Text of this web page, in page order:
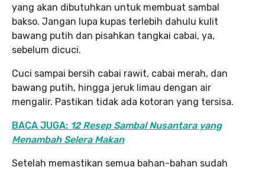
yang akan dibutuhkan untuk membuat sambal
bakso. Jangan lupa kupas terlebih dahulu kulit
bawang putih dan pisahkan tangkai cabai, ya,
sebelum dicuci.
Cuci sampai bersih cabai rawit, cabai merah, dan
bawang putih, hingga jeruk limau dengan air
mengalir. Pastikan tidak ada kotoran yang tersisa.
BACA JUGA: 12 Resep Sambal Nusantara yang
Menambah Selera Makan
Setelah memastikan semua bahan-bahan sudah